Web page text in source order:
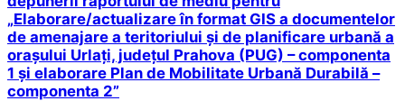
„Elaborare/actualizare în format GIS a documentelor
de amenajare a teritoriului și de planificare urbană a
orașului Urlați, județul Prahova (PUG) – componenta
1 și elaborare Plan de Mobilitate Urbană Durabilă –
componenta 2”